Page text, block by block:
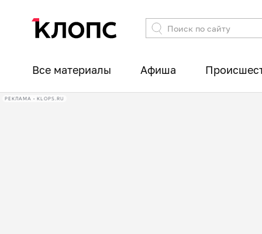
Все материалы Афиша
РЕКЛАМА • KLOPS.RU